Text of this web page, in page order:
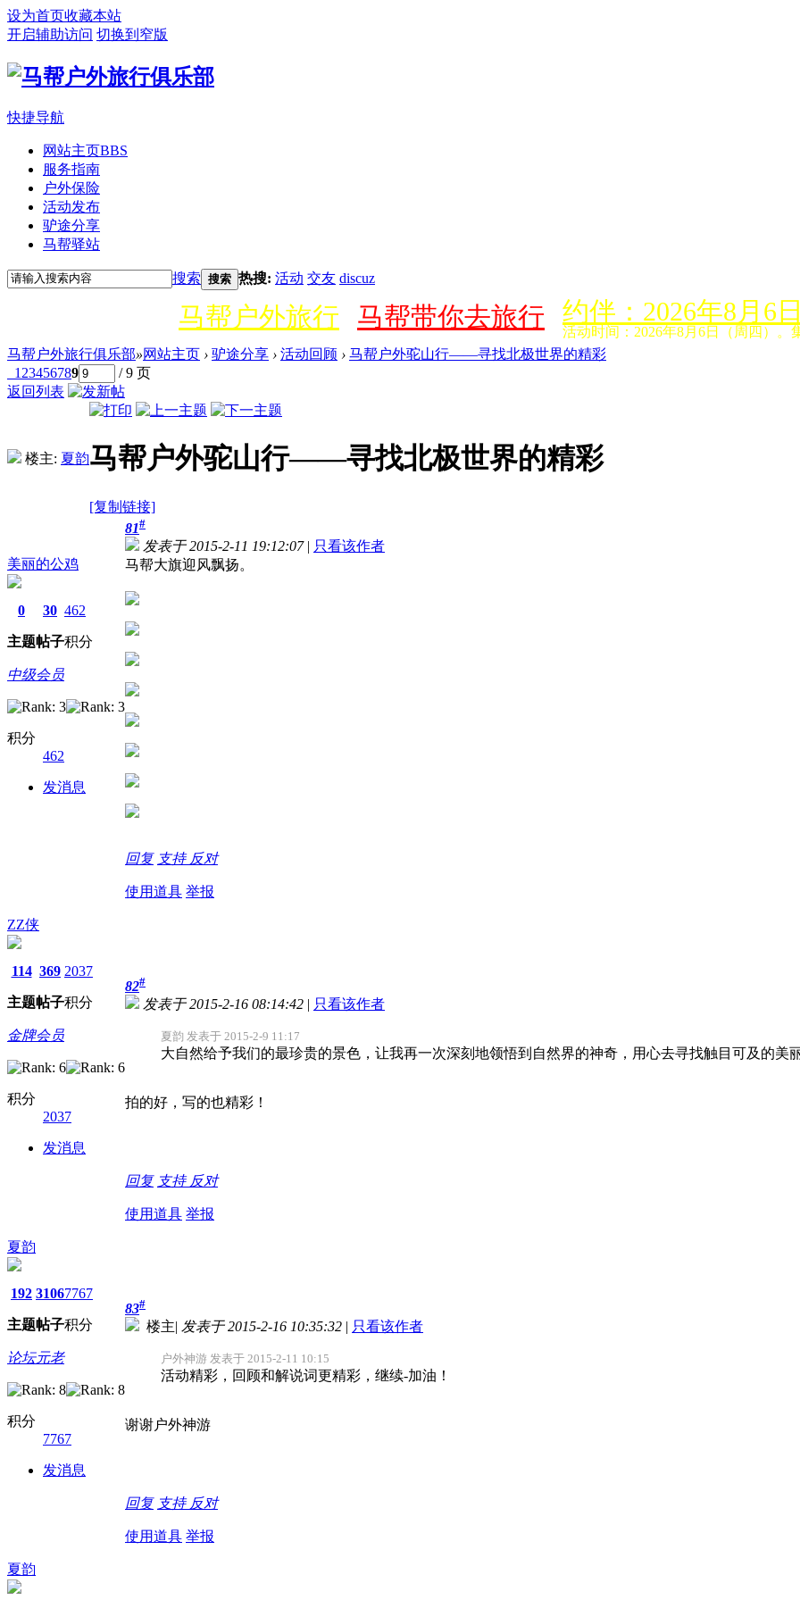
设为首页收藏本站
开启辅助访问 切换到窄版
快捷导航
网站主页BBS
服务指南
户外保险
活动发布
驴途分享
马帮驿站
搜索 搜索 热搜: 活动 交友 discuz
马帮户外旅行 马帮带你去旅行 约伴：2026年8月6
活动时间：2026年8月6日（周四）
马帮户外旅行俱乐部»网站主页 › 驴途分享 › 活动回顾 › 马帮户外驼山行——寻找北极世界的精彩
1 23456789
/ 9 页
返回列表
楼主: 夏韵马帮户外驼山行——寻找北极世界的精彩
[复制链接]
美丽的公鸡
0
主题
30
帖子
462
积分
中级会员
积分
462
发消息
81#
发表于 2015-2-11 19:12:07 | 只看该作者
马帮大旗迎风飘扬。
回复 支持 反对
使用道具 举报
ZZ侠
114
主题
369
帖子
2037
积分
金牌会员
积分
2037
发消息
82#
发表于 2015-2-16 08:14:42 | 只看该作者
夏韵 发表于 2015-2-9 11:17
大自然给予我们的最珍贵的景色，让我再一次深刻地领悟到自然界的神奇，用心去寻找触目可及的美
拍的好，写的也精彩！
回复 支持 反对
使用道具 举报
夏韵
192
主题
3106
帖子
7767
积分
论坛元老
积分
7767
发消息
83#
楼主| 发表于 2015-2-16 10:35:32 | 只看该作者
户外神游 发表于 2015-2-11 10:15
活动精彩，回顾和解说词更精彩，继续-加油！
谢谢户外神游
回复 支持 反对
使用道具 举报
夏韵